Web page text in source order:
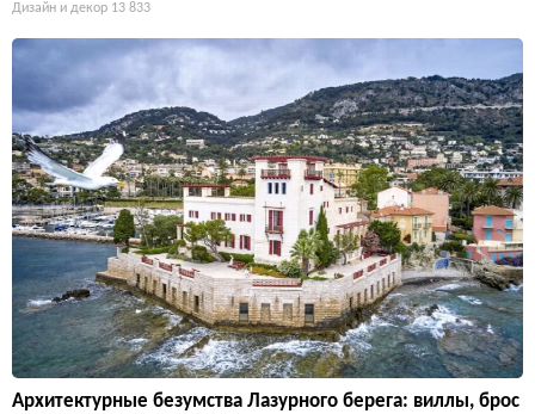
Дизайн и декор 13 833
Архитектурные безумства Лазурного берега: виллы, брос